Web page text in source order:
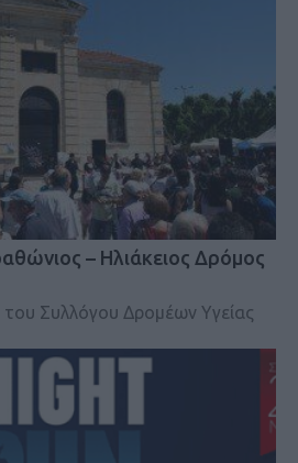
– Ηλιάκειος Δρόμος
Συλλόγου Δρομέων Υγείας